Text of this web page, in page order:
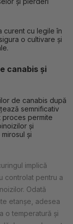
curent cu legile în
o cultivare și
canabis și
de canabis după
semnificativ
proces permite
și
și
implică
controlat pentru a
Odată
etanșe, adesea
o temperatură și